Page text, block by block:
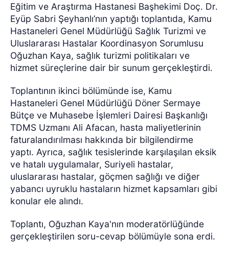
Eğitim ve Araştırma Hastanesi Başhekimi Doç. Dr.
Eyüp Sabri Şeyhanlı’nın yaptığı toplantıda, Kamu
Hastaneleri Genel Müdürlüğü Sağlık Turizmi ve
Uluslararası Hastalar Koordinasyon Sorumlusu
Oğuzhan Kaya, sağlık turizmi politikaları ve
hizmet süreçlerine dair bir sunum gerçekleştirdi.
Toplantının ikinci bölümünde ise, Kamu
Hastaneleri Genel Müdürlüğü Döner Sermaye
Bütçe ve Muhasebe İşlemleri Dairesi Başkanlığı
TDMS Uzmanı Ali Afacan, hasta maliyetlerinin
faturalandırılması hakkında bir bilgilendirme
yaptı. Ayrıca, sağlık tesislerinde karşılaşılan eksik
ve hatalı uygulamalar, Suriyeli hastalar,
uluslararası hastalar, göçmen sağlığı ve diğer
yabancı uyruklu hastaların hizmet kapsamları gibi
konular ele alındı.
Toplantı, Oğuzhan Kaya'nın moderatörlüğünde
gerçekleştirilen soru-cevap bölümüyle sona erdi.